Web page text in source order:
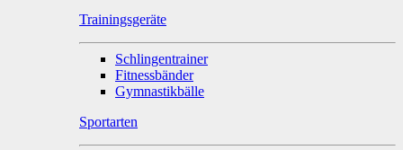
Trainingsgeräte
Schlingentrainer
Fitnessbänder
Gymnastikbälle
Sportarten